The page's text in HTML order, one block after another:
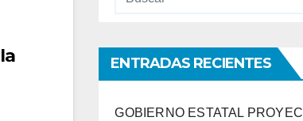
ENTRADAS RECIENTES
GOBIERNO ESTATAL